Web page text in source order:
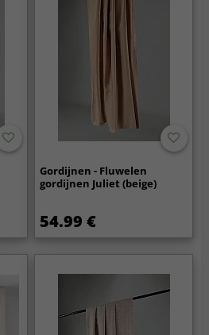
Gordijnen - Fluwelen
gordijnen Juliet (beige)
54.99 €